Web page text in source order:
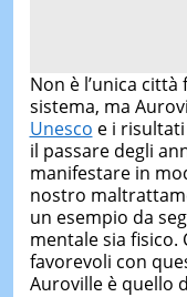
Non è l’unica
sistema, ma
Unesco e i
il passare degli
manifestare in
nostro
un esempio da
mentale sia fisico.
favorevoli con
Auroville è quello